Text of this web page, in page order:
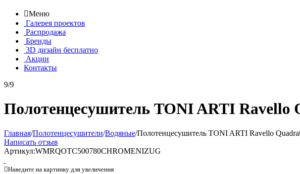
Меню
Галерея проектов
Распродажа
Бренды
3D дизайн бесплатно
Акции
Контакты
9/9
Полотенцесушитель TONI ARTI Ravello
Главная/Полотенцесушители/Водяные/Полотенцесушитель TONI ARTI Ravello
Написать отзыв
Артикул:WMRQOTC500780CHROMENIZUG
Наведите на картинку для увеличения